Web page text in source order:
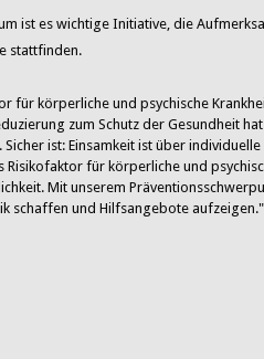
ist es wichtige Initiative, die
stattfinden.
für körperliche und psychische
zum Schutz der Gesundheit
ist: Einsamkeit ist über
für körperliche und
Mit unserem
schaffen und Hilfsangebote aufzeigen."